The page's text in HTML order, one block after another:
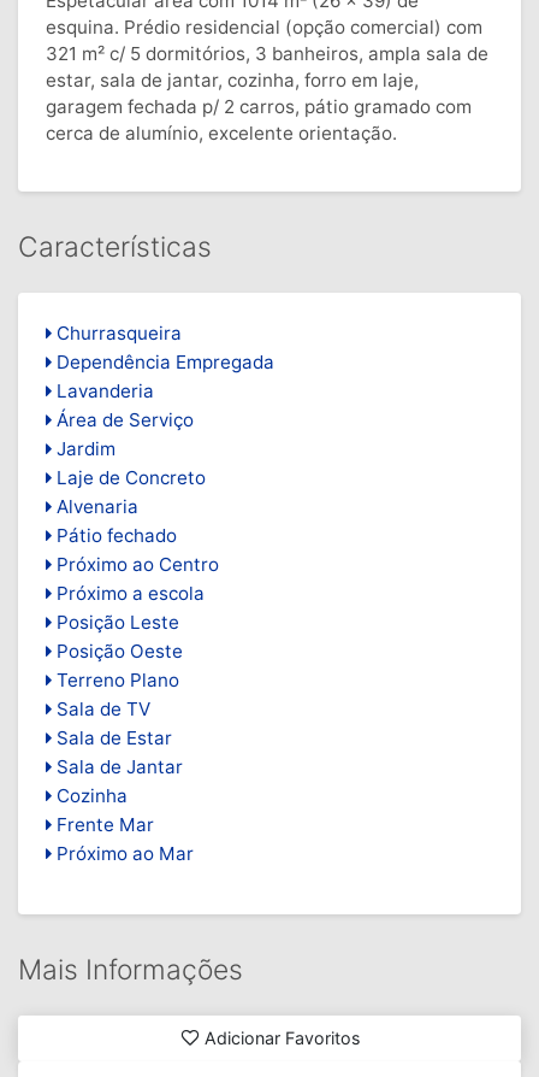
Mais Informações
Adicionar Favoritos
esquina. Prédio residencial (opção comercial) com
321 m² c/ 5 dormitórios, 3 banheiros, ampla sala de
estar, sala de jantar, cozinha, forro em laje,
garagem fechada p/ 2 carros, pátio gramado com
cerca de alumínio, excelente orientação.
Características
Churrasqueira
Dependência Empregada
Lavanderia
Área de Serviço
Jardim
Laje de Concreto
Alvenaria
Pátio fechado
Próximo ao Centro
Próximo a escola
Posição Leste
Posição Oeste
Terreno Plano
Sala de TV
Sala de Estar
Sala de Jantar
Cozinha
Frente Mar
Próximo ao Mar